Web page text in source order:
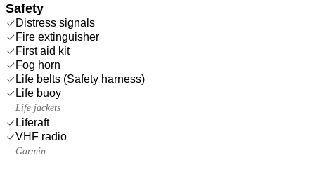
Safety
Distress signals
Fire extinguisher
First aid kit
Fog horn
Life belts (Safety harness)
Life buoy
Life jackets
Liferaft
VHF radio
Garmin